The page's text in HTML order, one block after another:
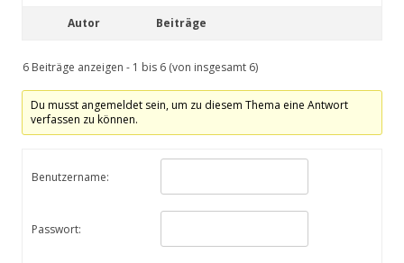
Autor Beiträge
6 Beiträge anzeigen - 1 bis 6 (von insgesamt 6)
Du musst angemeldet sein, um zu diesem Thema eine Antwort
verfassen zu können.
Benutzername:
Passwort: